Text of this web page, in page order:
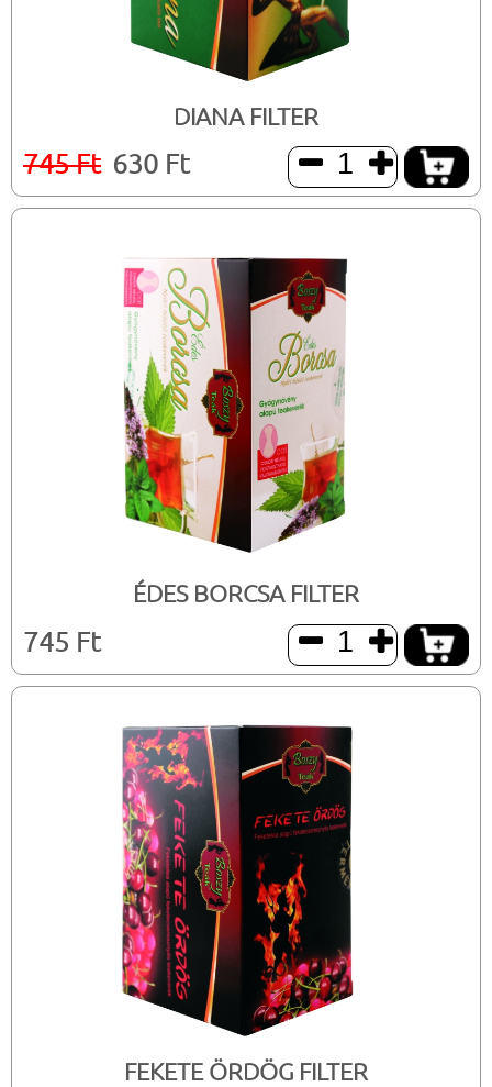
DIANA FILTER
745 Ft 630 Ft  
ÉDES BORCSA FILTER
745 Ft  
FEKETE ÖRDÖG FILTER